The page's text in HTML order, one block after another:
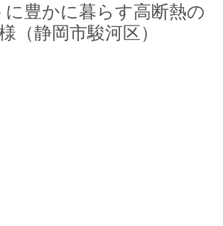
豊かに暮らす高断熱の
（静岡市駿河区）